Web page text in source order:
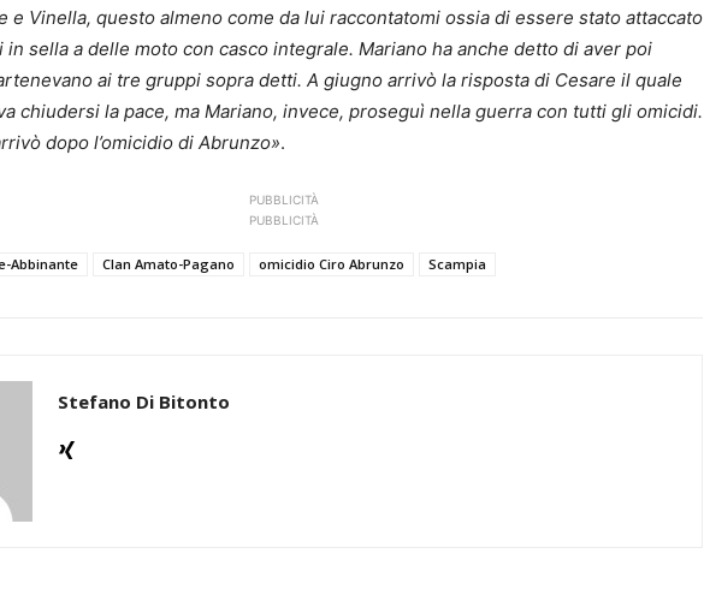
e Vinella, questo almeno come da lui raccontatomi ossia di essere stato attaccato
in sella a delle moto con casco integrale. Mariano ha anche detto di aver poi
ai tre gruppi sopra detti. A giugno arrivò la risposta di Cesare il quale
chiudersi la pace, ma Mariano, invece, proseguì nella guerra con tutti gli omicidi.
dopo l’omicidio di Abrunzo».
PUBBLICITÀ
PUBBLICITÀ
Abbinante Clan Amato-Pagano omicidio Ciro Abrunzo Scampia
Stefano Di Bitonto